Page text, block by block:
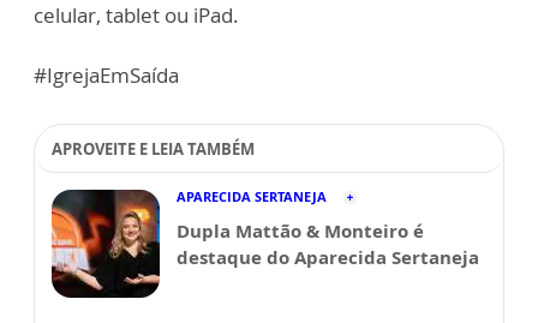
celular, tablet ou iPad.
#IgrejaEmSaída
APROVEITE E LEIA TAMBÉM
APARECIDA SERTANEJA
Dupla Mattão & Monteiro é
destaque do Aparecida Sertaneja